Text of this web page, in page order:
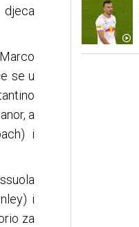
djeca
se u
a
i
i
za